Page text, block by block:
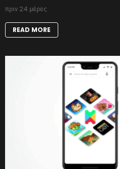
πριν 24 μέρες
READ MORE